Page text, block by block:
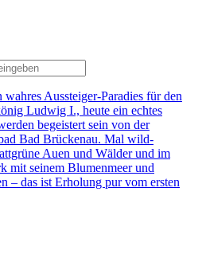
wahres Aussteiger-Paradies für den
Ludwig I., heute ein echtes
begeistert sein von der
Bad Brückenau. Mal wild-
Auen und Wälder und im
mit seinem Blumenmeer und
– das ist Erholung pur vom ersten